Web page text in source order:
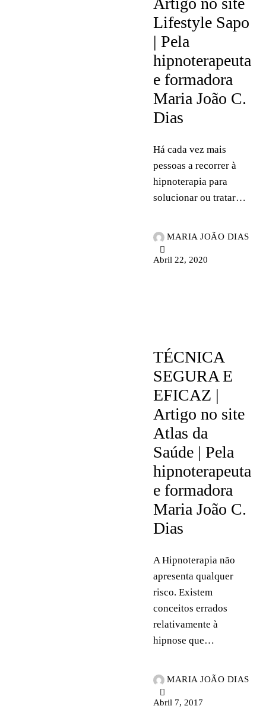
Lifestyle Sapo
| Pela
hipnoterapeuta
e formadora
Maria João C.
Dias
Há cada vez mais
pessoas a recorrer à
hipnoterapia para
solucionar ou tratar…
MARIA JOÃO DIAS
Abril 22, 2020
TÉCNICA
SEGURA E
EFICAZ |
Artigo no site
Atlas da
Saúde | Pela
hipnoterapeuta
e formadora
Maria João C.
Dias
A Hipnoterapia não
apresenta qualquer
risco. Existem
conceitos errados
relativamente à
hipnose que…
MARIA JOÃO DIAS
Abril 7, 2017